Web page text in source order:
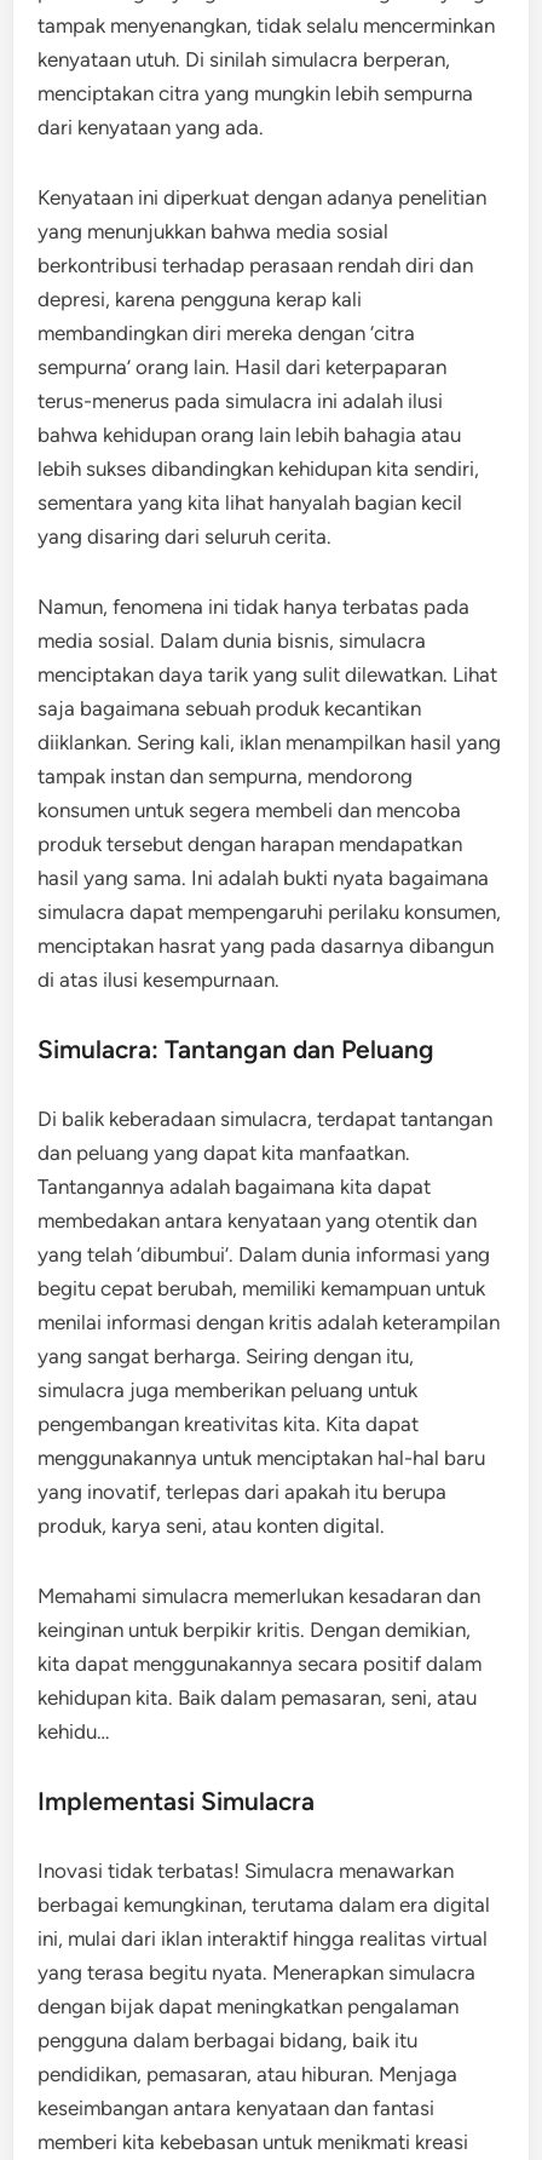
tampak menyenangkan, tidak selalu mencerminkan
kenyataan utuh. Di sinilah simulacra berperan,
menciptakan citra yang mungkin lebih sempurna
dari kenyataan yang ada.
Kenyataan ini diperkuat dengan adanya penelitian
yang menunjukkan bahwa media sosial
berkontribusi terhadap perasaan rendah diri dan
depresi, karena pengguna kerap kali
membandingkan diri mereka dengan ‘citra
sempurna’ orang lain. Hasil dari keterpaparan
terus-menerus pada simulacra ini adalah ilusi
bahwa kehidupan orang lain lebih bahagia atau
lebih sukses dibandingkan kehidupan kita sendiri,
sementara yang kita lihat hanyalah bagian kecil
yang disaring dari seluruh cerita.
Namun, fenomena ini tidak hanya terbatas pada
media sosial. Dalam dunia bisnis, simulacra
menciptakan daya tarik yang sulit dilewatkan. Lihat
saja bagaimana sebuah produk kecantikan
diiklankan. Sering kali, iklan menampilkan hasil yang
tampak instan dan sempurna, mendorong
konsumen untuk segera membeli dan mencoba
produk tersebut dengan harapan mendapatkan
hasil yang sama. Ini adalah bukti nyata bagaimana
simulacra dapat mempengaruhi perilaku konsumen,
menciptakan hasrat yang pada dasarnya dibangun
di atas ilusi kesempurnaan.
Simulacra: Tantangan dan Peluang
Di balik keberadaan simulacra, terdapat tantangan
dan peluang yang dapat kita manfaatkan.
Tantangannya adalah bagaimana kita dapat
membedakan antara kenyataan yang otentik dan
yang telah ‘dibumbui’. Dalam dunia informasi yang
begitu cepat berubah, memiliki kemampuan untuk
menilai informasi dengan kritis adalah keterampilan
yang sangat berharga. Seiring dengan itu,
simulacra juga memberikan peluang untuk
pengembangan kreativitas kita. Kita dapat
menggunakannya untuk menciptakan hal-hal baru
yang inovatif, terlepas dari apakah itu berupa
produk, karya seni, atau konten digital.
Memahami simulacra memerlukan kesadaran dan
keinginan untuk berpikir kritis. Dengan demikian,
kita dapat menggunakannya secara positif dalam
kehidupan kita. Baik dalam pemasaran, seni, atau
kehidu…
Implementasi Simulacra
Inovasi tidak terbatas! Simulacra menawarkan
berbagai kemungkinan, terutama dalam era digital
ini, mulai dari iklan interaktif hingga realitas virtual
yang terasa begitu nyata. Menerapkan simulacra
dengan bijak dapat meningkatkan pengalaman
pengguna dalam berbagai bidang, baik itu
pendidikan, pemasaran, atau hiburan. Menjaga
keseimbangan antara kenyataan dan fantasi
memberi kita kebebasan untuk menikmati kreasi